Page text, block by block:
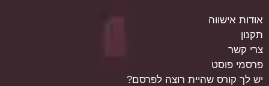
אישווה
קשר
פוסט
לך קורס שהיית רוצה לפרסם?